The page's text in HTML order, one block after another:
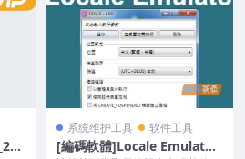
系统维护工具 软件工具
[編碼軟體]Locale Emulator